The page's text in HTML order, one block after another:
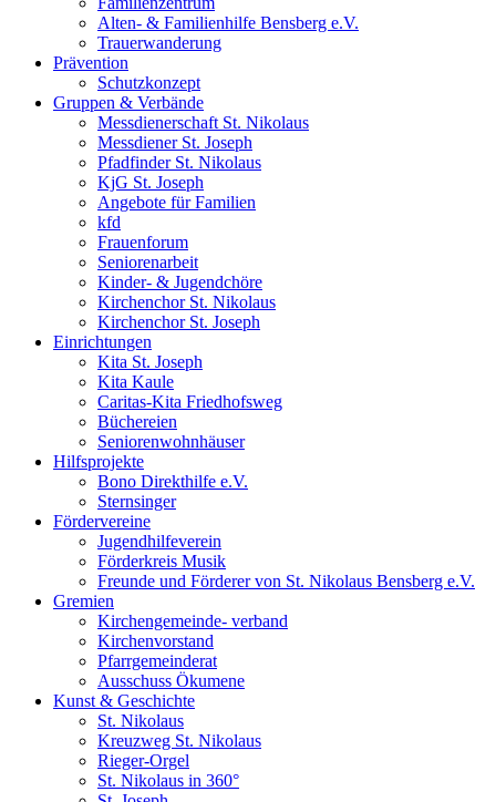
Alten- & Familienhilfe Bensberg e.V.
Trauerwanderung
Prävention
Schutzkonzept
Gruppen & Verbände
Messdienerschaft St. Nikolaus
Messdiener St. Joseph
Pfadfinder St. Nikolaus
KjG St. Joseph
Angebote für Familien
kfd
Frauenforum
Seniorenarbeit
Kinder- & Jugendchöre
Kirchenchor St. Nikolaus
Kirchenchor St. Joseph
Einrichtungen
Kita St. Joseph
Kita Kaule
Caritas-Kita Friedhofsweg
Büchereien
Seniorenwohnhäuser
Hilfsprojekte
Bono Direkthilfe e.V.
Sternsinger
Fördervereine
Jugendhilfeverein
Förderkreis Musik
Freunde und Förderer von St. Nikolaus Bensberg e.V.
Gremien
Kirchengemeinde- verband
Kirchenvorstand
Pfarrgemeinderat
Ausschuss Ökumene
Kunst & Geschichte
St. Nikolaus
Kreuzweg St. Nikolaus
Rieger-Orgel
St. Nikolaus in 360°